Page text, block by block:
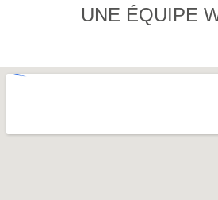
UNE ÉQUIPE